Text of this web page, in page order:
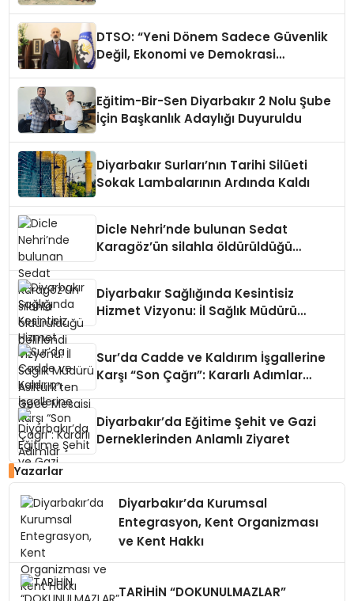
DTSO: “Yeni Dönem Sadece Güvenlik
Değil, Ekonomi ve Demokrasi
Eğitim-Bir-Sen Diyarbakır 2 Nolu Şube
İçin Başkanlık Adaylığı Duyuruldu
Diyarbakır Surları’nın Tarihi Silüeti
Sokak Lambalarının Ardında Kaldı
Dicle Nehri’nde bulunan Sedat
Karagöz’ün silahla öldürüldüğü
Diyarbakır Sağlığında Kesintisiz
Hizmet Vizyonu: İl Sağlık Müdürü
Sur’da Cadde ve Kaldırım İşgallerine
Karşı “Son Çağrı”: Kararlı Adımlar
Diyarbakır’da Eğitime Şehit ve Gazi
Derneklerinden Anlamlı Ziyaret
Yazarlar
Diyarbakır’da Kurumsal
Entegrasyon, Kent Organizması
ve Kent Hakkı
TARİHİN “DOKUNULMAZLAR”